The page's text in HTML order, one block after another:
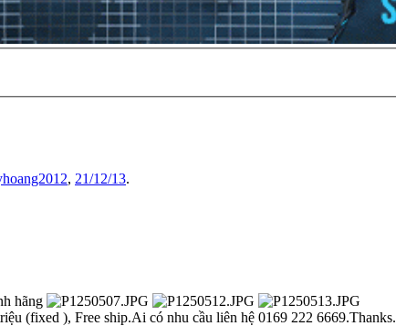
, 21/12/13.
hãng
(fixed ), Free ship.Ai có nhu cầu liên hệ 0169 222 6669.Thanks.